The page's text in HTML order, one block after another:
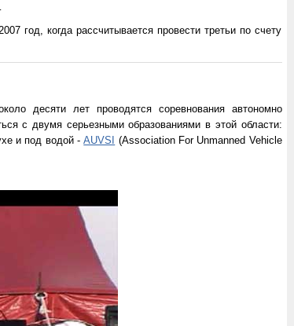
год, когда рассчитывается провести третьи по счету
десяти лет проводятся соревнования автономно
с двумя серьезными образованиями в этой области:
и под водой -AUVSI (Association For Unmanned Vehicle